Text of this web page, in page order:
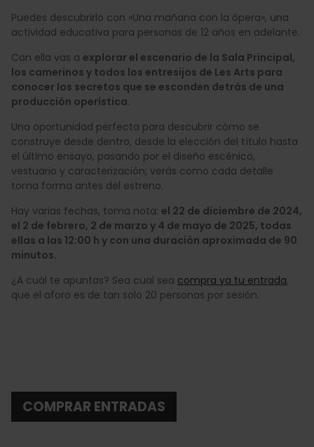
Puedes descubrirlo con «Una mañana con la ópera», una
actividad educativa para personas de 12 años en adelante.
Con ella vas a explorar el escenario de la Sala Principal,
los camerinos y todos los entresijos de Les Arts para
conocer los secretos que se esconden detrás de una
producción operística.
Una oportunidad perfecta para descubrir cómo se
construye desde dentro, desde la elección del título hasta
el último ensayo, pasando por el diseño escénico,
vestuario y caracterización; verás como cada detalle
toma forma antes del estreno.
Hay varias fechas, toma nota: el 22 de diciembre de 2024,
el 2 de febrero, 2 de marzo y 4 de mayo de 2025, todas
ellas a las 12:00 h y con una duración aproximada de 90
minutos.
¿A cuál te apuntas? Sea cual sea compra ya tu entrada,
que el aforo es de tan solo 20 personas por sesión.
COMPRAR ENTRADAS